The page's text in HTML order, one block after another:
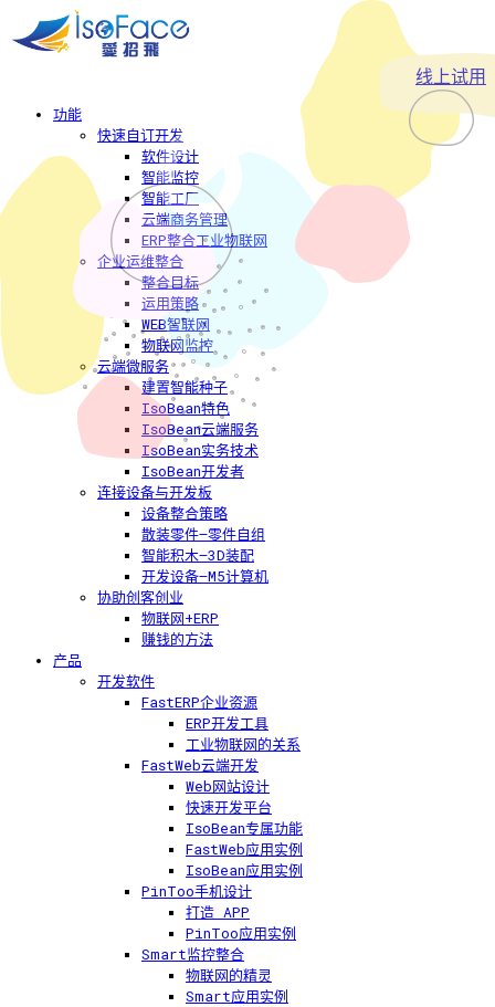
线上试用
功能
快速自订开发
软件设计
智能监控
智能工厂
云端商务管理
ERP整合工业物联网
企业运维整合
整合目标
运用策略
WEB智联网
物联网监控
云端微服务
建置智能种子
IsoBean特色
IsoBean云端服务
IsoBean实务技术
IsoBean开发者
连接设备与开发板
设备整合策略
散装零件—零件自组
智能积木—3D装配
开发设备—M5计算机
协助创客创业
物联网+ERP
赚钱的方法
产品
开发软件
FastERP企业资源
ERP开发工具
工业物联网的关系
FastWeb云端开发
Web网站设计
快速开发平台
IsoBean专属功能
FastWeb应用实例
IsoBean应用实例
PinToo手机设计
打造 APP
PinToo应用实例
Smart监控整合
物联网的精灵
Smart应用实例